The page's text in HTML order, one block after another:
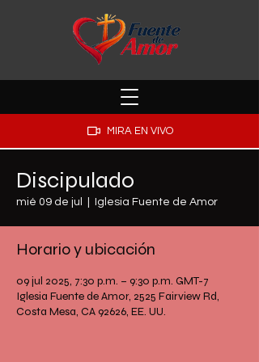
MIRA EN VIVO
Discipulado
mié 09 de jul Iglesia Fuente de Amor
Horario y ubicación
09 jul 2025, 7:30 p.m. – 9:30 p.m. GMT-7
Iglesia Fuente de Amor, 2525 Fairview Rd,
Costa Mesa, CA 92626, EE. UU.